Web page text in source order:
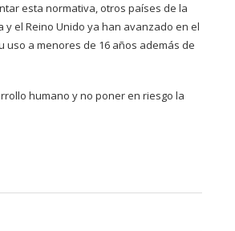
esta normativa, otros países de la
y el Reino Unido ya han avanzado en el
a menores de 16 años además de
humano y no poner en riesgo la